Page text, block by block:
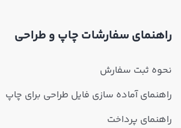
راهنمای سفارشات چاپ و طراحی
نحوه ثبت سفارش
راهنمای آماده سازی فایل طراحی برای چاپ
راهنمای پرداخت